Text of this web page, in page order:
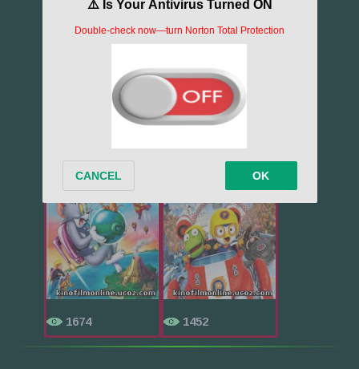
Похожие фильмы
Том и Джерри...
1674
Пингвиненок ...
1452